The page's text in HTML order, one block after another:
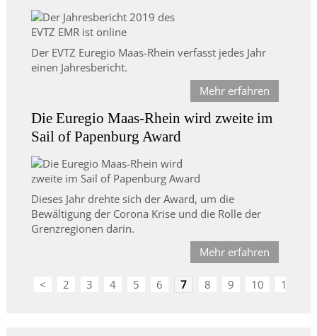
Der EVTZ Euregio Maas-Rhein verfasst jedes Jahr
einen Jahresbericht.
Mehr erfahren
Die Euregio Maas-Rhein wird zweite im
Sail of Papenburg Award
Dieses Jahr drehte sich der Award, um die
Bewältigung der Corona Krise und die Rolle der
Grenzregionen darin.
Mehr erfahren
< 2 3 4 5 6 7 8 9 10 11